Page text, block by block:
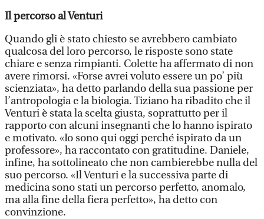
Il percorso al Venturi
Quando gli è stato chiesto se avrebbero cambiato
qualcosa del loro percorso, le risposte sono state
chiare e senza rimpianti. Colette ha affermato di non
avere rimorsi. «Forse avrei voluto essere un po’ più
scienziata», ha detto parlando della sua passione per
l’antropologia e la biologia. Tiziano ha ribadito che il
Venturi è stata la scelta giusta, soprattutto per il
rapporto con alcuni insegnanti che lo hanno ispirato
e motivato. «Io sono qui oggi perché ispirato da un
professore», ha raccontato con gratitudine. Daniele,
infine, ha sottolineato che non cambierebbe nulla del
suo percorso. «Il Venturi e la successiva parte di
medicina sono stati un percorso perfetto, anomalo,
ma alla fine della fiera perfetto», ha detto con
convinzione.